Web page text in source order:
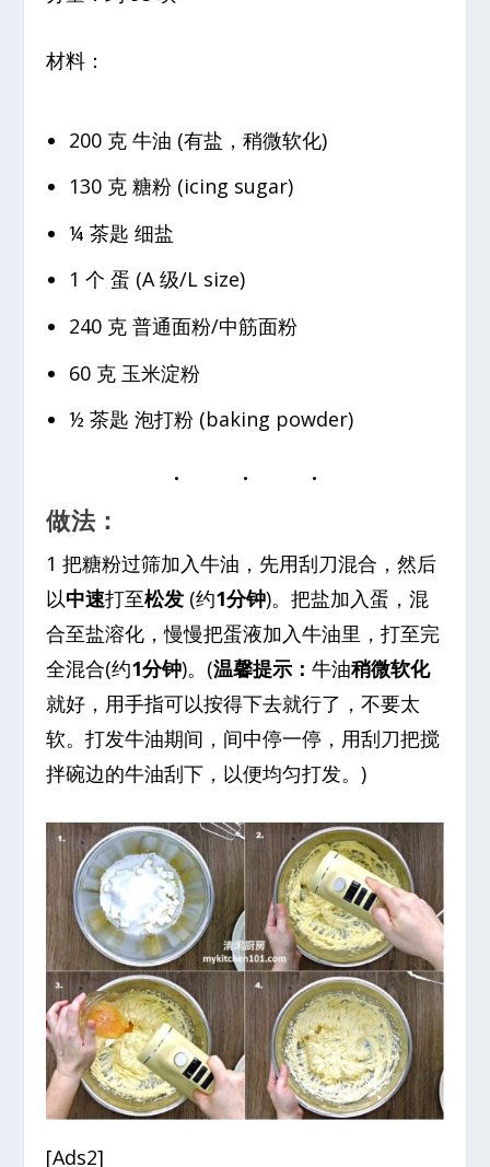
材料：
200 克 牛油 (有盐，稍微软化)
130 克 糖粉 (icing sugar)
¼ 茶匙 细盐
1 个 蛋 (A 级/L size)
240 克 普通面粉/中筋面粉
60 克 玉米淀粉
½ 茶匙 泡打粉 (baking powder)
做法：
1 把糖粉过筛加入牛油，先用刮刀混合，然后
以中速打至松发 (约1分钟)。把盐加入蛋，混
合至盐溶化，慢慢把蛋液加入牛油里，打至完
全混合(约1分钟)。(温馨提示：牛油稍微软化
就好，用手指可以按得下去就行了，不要太
软。打发牛油期间，间中停一停，用刮刀把搅
拌碗边的牛油刮下，以便均匀打发。)
[Ads2]